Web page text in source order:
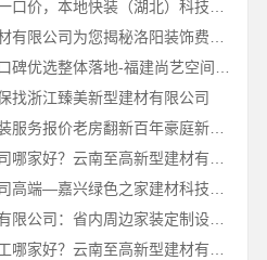
找浙江臻美新型建材有限公司
苏州市区专业家装服务报价老房翻新百年豪庭新材料有限公司
浙江乐享新材料有限公司：省内周边家装定制设计大概报价